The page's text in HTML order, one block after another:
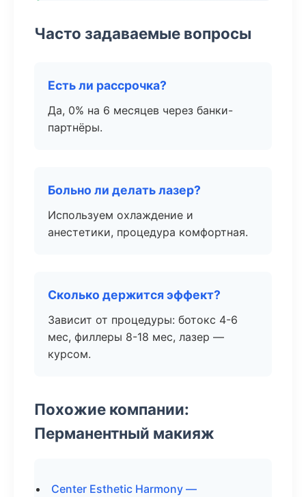
Часто задаваемые вопросы
Есть ли рассрочка?
Да, 0% на 6 месяцев через банки-
партнёры.
Больно ли делать лазер?
Используем охлаждение и
анестетики, процедура комфортная.
Сколько держится эффект?
Зависит от процедуры: ботокс 4-6
мес, филлеры 8-18 мес, лазер —
курсом.
Похожие компании:
Перманентный макияж
Center Esthetic Harmony —